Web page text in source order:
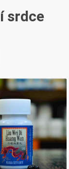
Lakshmi-
Narayan
srdce